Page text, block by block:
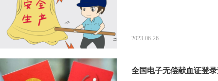
2023-06-26
全国电子无偿献血证登